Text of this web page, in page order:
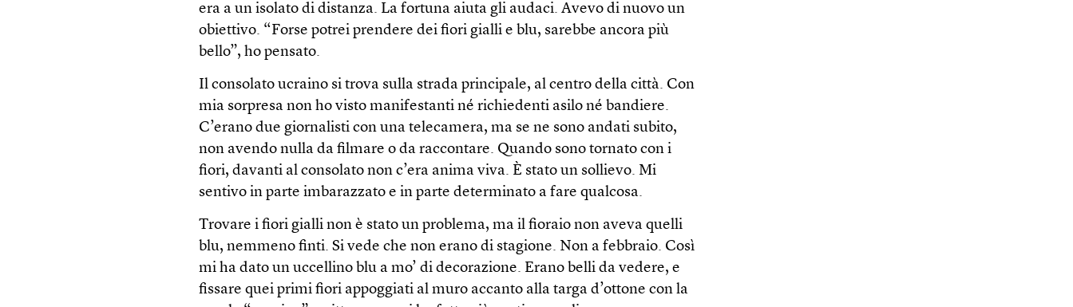
era a un isolato di distanza. La fortuna aiuta gli audaci. Avevo di nuovo un
obiettivo. “Forse potrei prendere dei fiori gialli e blu, sarebbe ancora più
bello”, ho pensato.
Il consolato ucraino si trova sulla strada principale, al centro della città. Con
mia sorpresa non ho visto manifestanti né richiedenti asilo né bandiere.
C’erano due giornalisti con una telecamera, ma se ne sono andati subito,
non avendo nulla da filmare o da raccontare. Quando sono tornato con i
fiori, davanti al consolato non c’era anima viva. È stato un sollievo. Mi
sentivo in parte imbarazzato e in parte determinato a fare qualcosa.
Trovare i fiori gialli non è stato un problema, ma il fioraio non aveva quelli
blu, nemmeno finti. Si vede che non erano di stagione. Non a febbraio. Così
mi ha dato un uccellino blu a mo’ di decorazione. Erano belli da vedere, e
fissare quei primi fiori appoggiati al muro accanto alla targa d’ottone con la